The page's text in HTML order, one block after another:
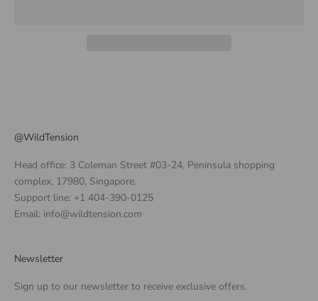
@WildTension
Head office: 3 Coleman Street #03-24, Peninsula shopping
complex, 17980, Singapore.
Support line: +1 404-390-0125
Email: info@wildtension.com
Newsletter
Sign up to our newsletter to receive exclusive offers.